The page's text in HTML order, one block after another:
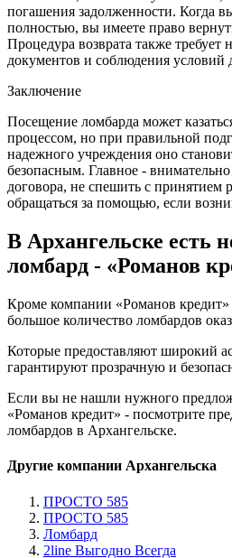
погашения задолженности. Когда
полностью, вы имеете право
Процедура возврата также требует
документов и соблюдения условий
Заключение
Посещение ломбарда может
процессом, но при правильной
надежного учреждения оно
безопасным. Главное -
договора, не спешить с принятием
обращаться за помощью, если
В Архангельске есть
ломбард - «Романов
Кроме компании «Романов кредит»
большое количество ломбардов
Которые предоставляют широкий
гарантируют прозрачную и
Если вы не нашли нужного
«Романов кредит» - посмотрите
ломбардов в Архангельске.
Другие компании Архангельска
ПРОСТО 585
ПРОСТО 585
Ломбард
2line Выгодно Всегда